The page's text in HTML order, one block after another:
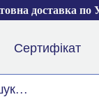
доставка по
Сертифікат